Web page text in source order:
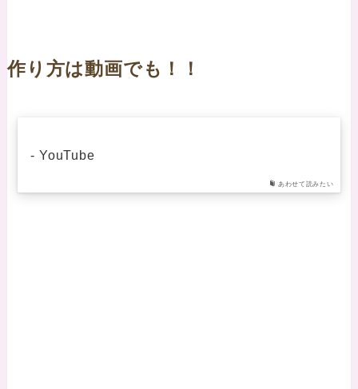
作り方は動画でも！！
あわせて読みたい
- YouTube